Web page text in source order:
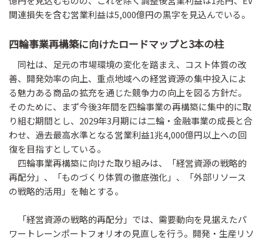
関連損失を含む営業利益は5,000億円の黒字を見込んでいる。
四輪事業再構築に向けたロードマップと3本の柱
同社は、足元の市場環境の変化を踏まえ、コスト体質の改
善、開発効率の向上、重点地域への経営資源の集中投入によ
る魅力ある商品の拡充を通じた競争力の向上を図る方針だ。
そのために、まず今後3年間を四輪事業の再構築に集中的に取
り組む期間とし、2029年3月期には二輪・金融事業の成長と合
わせ、過去最高水準となる営業利益1兆4,000億円以上への回
復を目指すとしている。
四輪事業再構築に向けた取り組みは、「経営資源の戦略的
再配分」、「ものづくり体質の徹底強化」、「外部リソース
の戦略的活用」を軸とする。
「経営資源の戦略的再配分」では、需要動向を見据えたパ
ワートレーンポートフォリオの見直しを行う。開発・生産リソ